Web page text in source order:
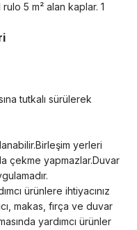
5 m² alan kaplar. 1
tutkalı sürülerek
yerleri
çekme yapmazlar.Duvar
ürünlere ihtiyacınız
makas, fırça ve duvar
yardımcı ürünler